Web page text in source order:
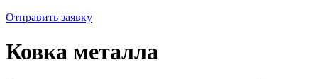
Отправить заявку
Ковка металла